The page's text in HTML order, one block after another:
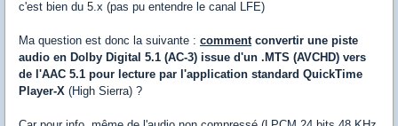
c'est bien du 5.x (pas pu entendre le canal LFE)
Ma question est donc la suivante : commentconvertir une piste
audio en Dolby Digital 5.1 (AC-3) issue d'un .MTS (AVCHD) vers
de l'AAC 5.1 pour lecture par l'application standard QuickTime
Player-X (High Sierra) ?